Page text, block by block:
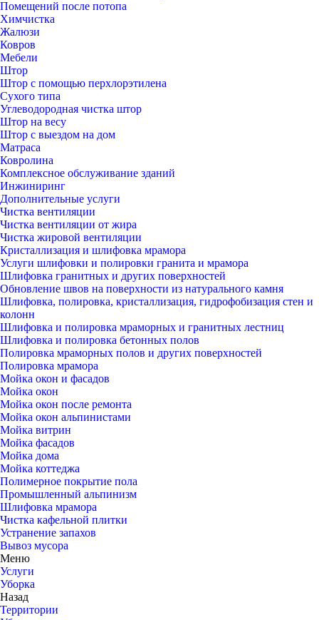
Помещений после потопа
Химчистка
Жалюзи
Ковров
Мебели
Штор
Штор с помощью перхлорэтилена
Сухого типа
Углеводородная чистка штор
Штор на весу
Штор с выездом на дом
Матраса
Ковролина
Комплексное обслуживание зданий
Инжиниринг
Дополнительные услуги
Чистка вентиляции
Чистка вентиляции от жира
Чистка жировой вентиляции
Кристаллизация и шлифовка мрамора
Услуги шлифовки и полировки гранита и мрамора
Шлифовка гранитных и других поверхностей
Обновление швов на поверхности из натурального камня
Шлифовка, полировка, кристаллизация, гидрофобизация стен и
колонн
Шлифовка и полировка мраморных и гранитных лестниц
Шлифовка и полировка бетонных полов
Полировка мраморных полов и других поверхностей
Полировка мрамора
Мойка окон и фасадов
Мойка окон
Мойка окон после ремонта
Мойка окон альпинистами
Мойка витрин
Мойка фасадов
Мойка дома
Мойка коттеджа
Полимерное покрытие пола
Промышленный альпинизм
Шлифовка мрамора
Чистка кафельной плитки
Устранение запахов
Вывоз мусора
Меню
Услуги
Уборка
Назад
Территории